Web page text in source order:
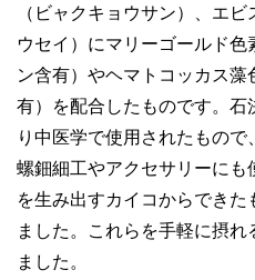
（ビャクキョウサン）、エ
ウセイ）にマリーゴールド
ン含有）やヘマトコッカス
有）を配合したものです。石
り中医学で使用されたもの
螺鈿細工やアクセサリーに
を生み出すカイコからでき
ました。これらを手軽に摂
ました。